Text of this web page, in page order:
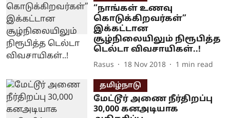
“நாங்கள் உணவு
கொடுக்கிறவர்கள்”
இக்கட்டான
சூழ்நிலையிலும் நிரூபித்த
டெல்டா விவசாயிகள்..!
Rasus 18 Nov 2018 1 min read
தமிழ்நாடு
மேட்டூர் அணை நீர்திறப்பு
30,000 கனஅடியாக